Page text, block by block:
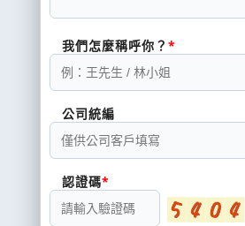
我們怎麼稱呼你？
公司統編
認證碼